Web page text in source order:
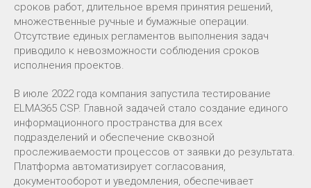
сроков работ, длительное время принятия решений,
множественные ручные и бумажные операции.
Отсутствие единых регламентов выполнения задач
приводило к невозможности соблюдения сроков
исполнения проектов.
В июле 2022 года компания запустила тестирование
ELMA365 CSP. Главной задачей стало создание единого
информационного пространства для всех
подразделений и обеспечение сквозной
прослеживаемости процессов от заявки до результата.
Платформа автоматизирует согласования,
документооборот и уведомления, обеспечивает